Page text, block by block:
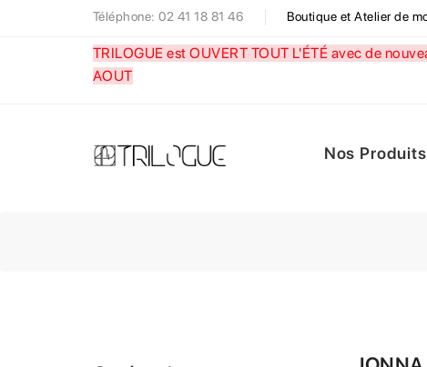
Téléphone: 02 41 18 81 46 Boutique et Atelier de
TRILOGUE est OUVERT TOUT L'ÉTÉ avec de
AOUT
Nos Produits